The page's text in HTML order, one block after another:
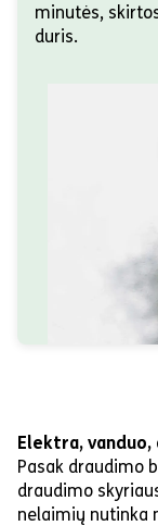
minutės,
duris.
Elektra,
Pasak draudimo
draudimo
nelaimių nutinka